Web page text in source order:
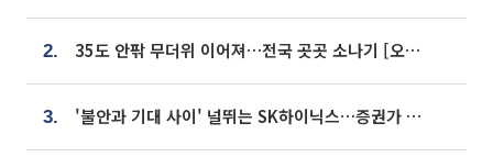
2. 35도 안팎 무더위 이어져…전국 곳곳 소나기 [오늘 날씨]
3. '불안과 기대 사이' 널뛰는 SK하이닉스…증권가 "HBM4·LTA 기반 펀터멘털 견고"